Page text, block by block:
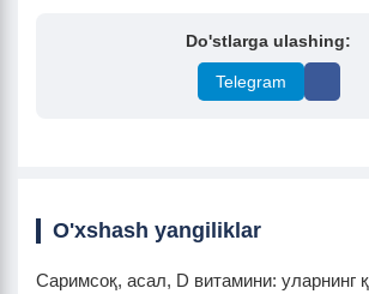
Do'stlarga ulashing:
Telegram
O'xshash yangiliklar
Саримсоқ, асал, D витамини: уларнинг